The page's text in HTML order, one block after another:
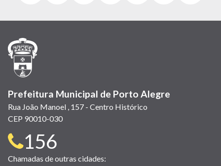
em
janela)
em
em
(link
em
em
em
Prefeitura Municipal de Porto Alegre
Rua João Manoel , 157 - Centro Histórico
CEP 90010-030
Telefone
para
156
Chamadas de outras cidades: